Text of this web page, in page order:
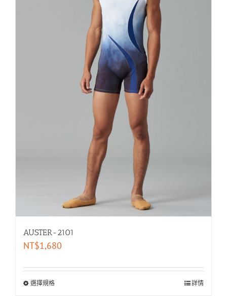
AUSTER-2101
NT$1,680
選擇規格 詳情